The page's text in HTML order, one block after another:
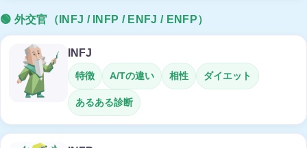
🟢 外交官（INFJ / INFP / ENFJ / ENFP）
INFJ
特徴 A/Tの違い 相性 ダイエット
あるある診断